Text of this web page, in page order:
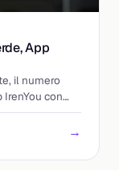
App
il numero
con
→